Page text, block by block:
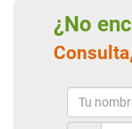
¿No